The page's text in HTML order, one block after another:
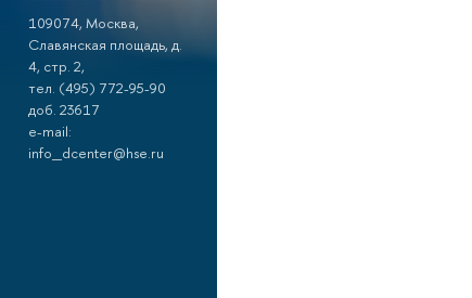
109074, Москва,
Славянская площадь, д.
4, стр. 2,
тел. (495) 772-95-90
доб. 23617
e-mail:
info_dcenter@hse.ru